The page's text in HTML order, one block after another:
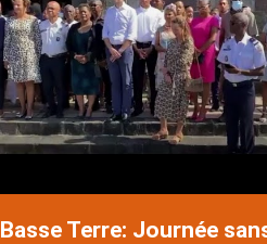
Basse Terre: Journée